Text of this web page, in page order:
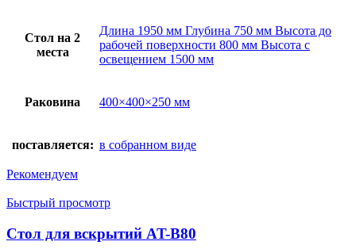
Стол на 2
места
Длина 1950 мм Глубина 750 мм Высота до
рабочей поверхности 800 мм Высота с
освещением 1500 мм
Раковина 400×400×250 мм
поставляется: в собранном виде
Рекомендуем
Быстрый просмотр
Стол для вскрытий AT-B80